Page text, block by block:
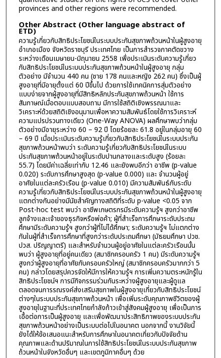
provinces and other regions were recommended.
Other Abstract (Other language abstract of
ETD)
ความรู้เกี่ยวกับสิทธิประโยชน์ในระบบประกันสุขภาพถ้วนหน้าในผู้สูงอายุ
อำเภอเมือง จังหวัดราชบุรี ประเทศไทย เป็นการสำรวจภาคตัดขวาง
ระหว่างเดือนเมษายน-มิถุนายน 2558 เพื่อประเมินระดับความรู้เกี่ยว
กับสิทธิประโยชน์ในระบบประกันสุขภาพถ้วนหน้าในผู้สูงอายุ กลุ่ม
ตัวอย่าง มีจำนวน 440 คน (ชาย 178 คนและหญิง 262 คน) ซึ่งเป็นผู้
สูงอายุที่มีอายุตั้งแต่ 60 ปีขึ้นไป ด้วยการใช้เทคนิคการสุ่มตัวอย่าง
แบบง่ายจากผู้สูงอายุที่มีสิทธิหลักประกันสุขภาพถ้วนหน้า ใช้การ
สัมภาษณ์เมื่อตอบแบบสอบถาม มีการใช้สถิติเชิงพรรณนาและ
วิเคราะห์ด้วยสถิติเชิงอนุมานเพื่อหาความสัมพันธ์โดยใช้การวิเคราะห์
ความแปรปรวนทางเดียว (One-Way ANOVA) ผลศึกษาพบว่ากลุ่ม
ตัวอย่างมีอายุระหว่าง 60 – 92 ปี โดยร้อยละ 61.8 อยู่ในกลุ่มอายุ 60
– 69 ปี เมื่อประเมินระดับความรู้เกี่ยวกับสิทธิประโยชน์ในระบบประกัน
สุขภาพถ้วนหน้าพบว่า ระดับความรู้เกี่ยวกับสิทธิประโยชน์ในระบบ
ประกันสุขภาพถ้วนหน้าอยู่ในระดับปานกลางและระดับสูง (ร้อยละ
55.7) โดยมีค่าเฉลี่ยเท่ากับ 12.46 และยังพบอีกว่า อาชีพ (p-value
0.020) ระดับการศึกษาสูงสุด (p-value 0.000) และ จำนวนผู้อยู่
อาศัยในแต่ละครัวเรือน (p-value 0.010) มีความสัมพันธ์กับระดับ
ความรู้เกี่ยวกับสิทธิประโยชน์ในระบบประกันสุขภาพถ้วนหน้าในผู้สูงอายุ
แตกต่างกันอย่างมีนัยสำคัญทางสถิติที่ระดับ p-value <0.05 จาก
Post-hoc test พบว่า อาชีพเกษตรกรมีระดับความรู้ฯ สูงกว่าอาชีพ
ลูกจ้างและเจ้าของธุรกิจหรือพ่อค้า; ผู้ที่สำเร็จการศึกษาระดับประถม
ศึกษามีระดับความรู้ฯ สูงกว่าผู้ที่ไม่ได้ศึกษา; ระดับความรู้ฯ ไม่แตกต่าง
กันในผู้ที่สำเร็จการศึกษาที่สูงกว่าระดับประถมศึกษา (มัธยมศึกษา ปวช.
ปวส. ปริญญาตรี) และสำหรับจำนวนผู้อยู่อาศัยในแต่ละครัวเรือนนั้น
พบว่า ผู้สูงอายุที่อยู่คนเดียว (สมาชิกครอบครัว 1 คน) มีระดับความรู้ฯ
สูงกว่าผู้สูงอายุที่อาศัยกับครอบครัวใหญ่ (สมาชิกครอบครัวมากกว่า 5
คน) กล่าวโดยสรุปควรจัดให้มีการให้ความรู้ฯ การเพิ่มความตระหนักรู้ใน
สิทธิประโยชน์ฯ การมีกิจกรรมร่วมกันระหว่างผู้สูงอายุและผู้ดูแล
ตลอดจนการรณรงค์ส่งเสริมสุขภาพในผู้สูงอายุเกี่ยวกับสิทธิประโยชน์
ต่างๆในระบบประกันสุขภาพถ้วนหน้า เพื่อเพิ่มระดับคุณภาพชีวิตของผู้
สูงอายุในฐานะที่ประเทศไทยกำลังก้าวเข้าสู่สังคมผู้สูงอายุ เพื่อเป็นการ
เอื้อต่อการเป็นผู้สูงอายุ และเพื่อพัฒนาประสิทธิภาพของระบบประกัน
สุขภาพถ้วนหน้าอย่างเป็นระบบต่อไปในอนาคต นอกจากนี้ งานวิจัยนี้
ยังได้ให้ข้อเสนอแนะสำหรับการศึกษาในอนาคตเกี่ยวกับปัจจัยด้าน
คุณภาพและด้านปริมาณในการใช้สิทธิประโยชน์ในระบบประกันสุขภาพ
ถ้วนหน้าในจังหวัดอื่นๆ และเขตภูมิภาคอื่นๆ ด้วย